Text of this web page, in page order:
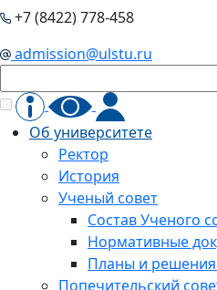
+7 (8422) 778-458
admission@ulstu.ru
Об университете
Ректор
История
Ученый совет
Состав Ученого
Нормативные
Планы и решения
Попечительский